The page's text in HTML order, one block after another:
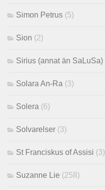
Simon Petrus (5)
Sion (2)
Sirius (annat än SaLuSa)
Solara An-Ra (3)
Solera (6)
Solvarelser (3)
St Franciskus of Assisi (3)
Suzanne Lie (258)